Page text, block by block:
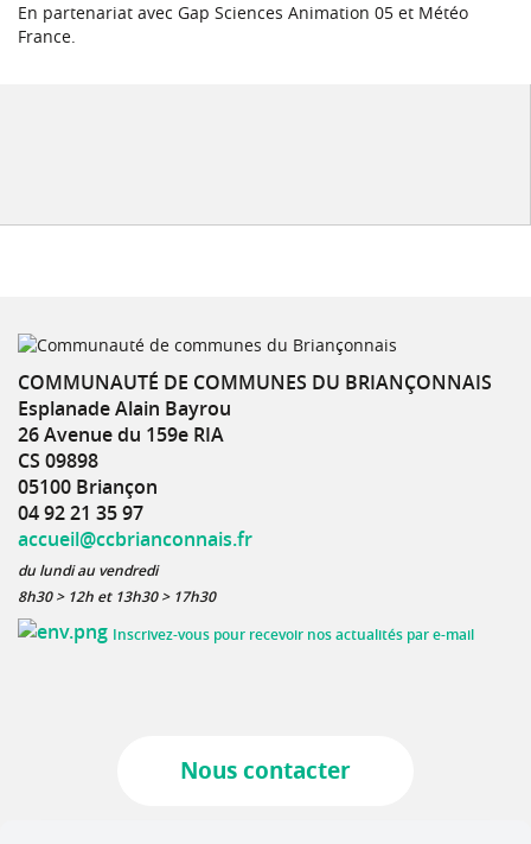
En partenariat avec Gap Sciences Animation 05 et Météo
France.
COMMUNAUTÉ DE COMMUNES DU BRIANÇONNAIS
Esplanade Alain Bayrou
26 Avenue du 159e RIA
CS 09898
05100 Briançon
04 92 21 35 97
accueil@ccbrianconnais.fr
du lundi au vendredi
8h30 > 12h et 13h30 > 17h30
Inscrivez-vous pour recevoir nos actualités par e-mail
Nous contacter